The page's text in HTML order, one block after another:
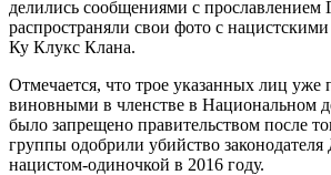
делились сообщениями с прославлением
распространяли свои фото с
Ку Клукс Клана.
Отмечается, что трое указанных лиц уже
виновными в членстве в Национальном
было запрещено правительством после
группы одобрили убийство
нацистом-одиночкой в ​​2016 году.